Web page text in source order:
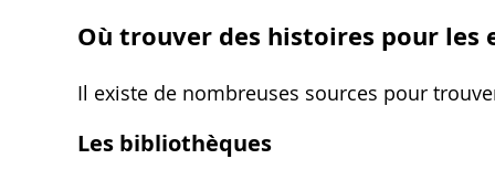
Où trouver des histoires pour les
Il existe de nombreuses sources pour
Les bibliothèques